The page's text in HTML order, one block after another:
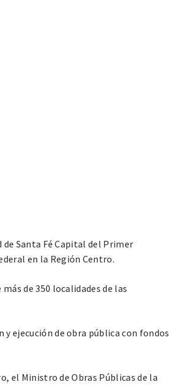
Santa Fé Capital del Primer
en la Región Centro.
de 350 localidades de las
ejecución de obra pública con fondos
el Ministro de Obras Públicas de la